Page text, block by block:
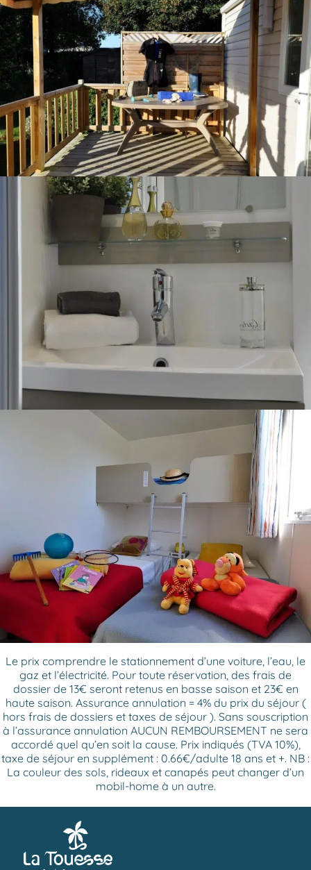
Le prix comprendre le stationnement d’une voiture, l’eau, le
gaz et l’électricité. Pour toute réservation, des frais de
dossier de 13€ seront retenus en basse saison et 23€ en
haute saison. Assurance annulation = 4% du prix du séjour (
hors frais de dossiers et taxes de séjour ). Sans souscription
à l’assurance annulation AUCUN REMBOURSEMENT ne sera
accordé quel qu’en soit la cause. Prix indiqués (TVA 10%),
taxe de séjour en supplément : 0.66€/adulte 18 ans et +. NB :
La couleur des sols, rideaux et canapés peut changer d’un
mobil-home à un autre.